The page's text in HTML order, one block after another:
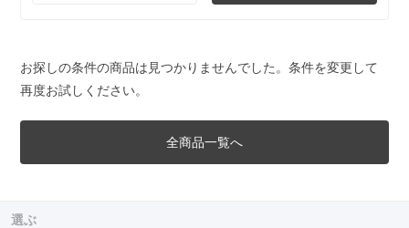
お探しの条件の商品は見つかりませんでした。条件を変更して
再度お試しください。
全商品一覧へ
選ぶ